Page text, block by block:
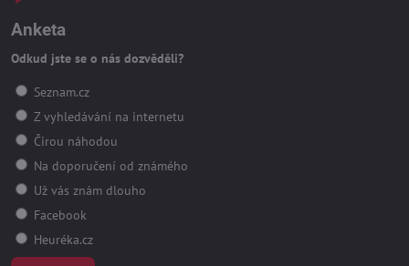
Anketa
Odkud jste se o nás dozvěděli?
Seznam.cz
Z vyhledávání na internetu
Čirou náhodou
Na doporučení od známého
Už vás znám dlouho
Facebook
Heuréka.cz